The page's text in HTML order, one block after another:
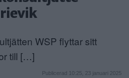
WSP flyttar sitt
till […]
Publicerad 10:25, 23 januari 2025